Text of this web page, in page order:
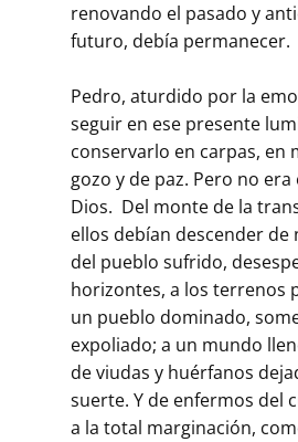
renovando el pasado y
futuro, debía permanecer.
Pedro, aturdido por la
seguir en ese presente
conservarlo en carpas, en
gozo y de paz. Pero no era
Dios. Del monte de la
ellos debían descender de
del pueblo sufrido,
horizontes, a los terrenos
un pueblo dominado,
expoliado; a un mundo
de viudas y huérfanos
suerte. Y de enfermos del
a la total marginación,